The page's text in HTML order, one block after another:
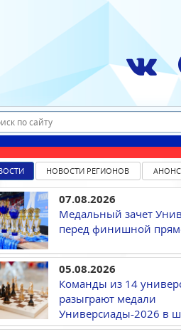
НОВОСТИ РЕГИОНОВ
07.08.2026
Медальный зачет
перед финишной
05.08.2026
Команды из 14
разыграют медали
Универсиады-2026 в